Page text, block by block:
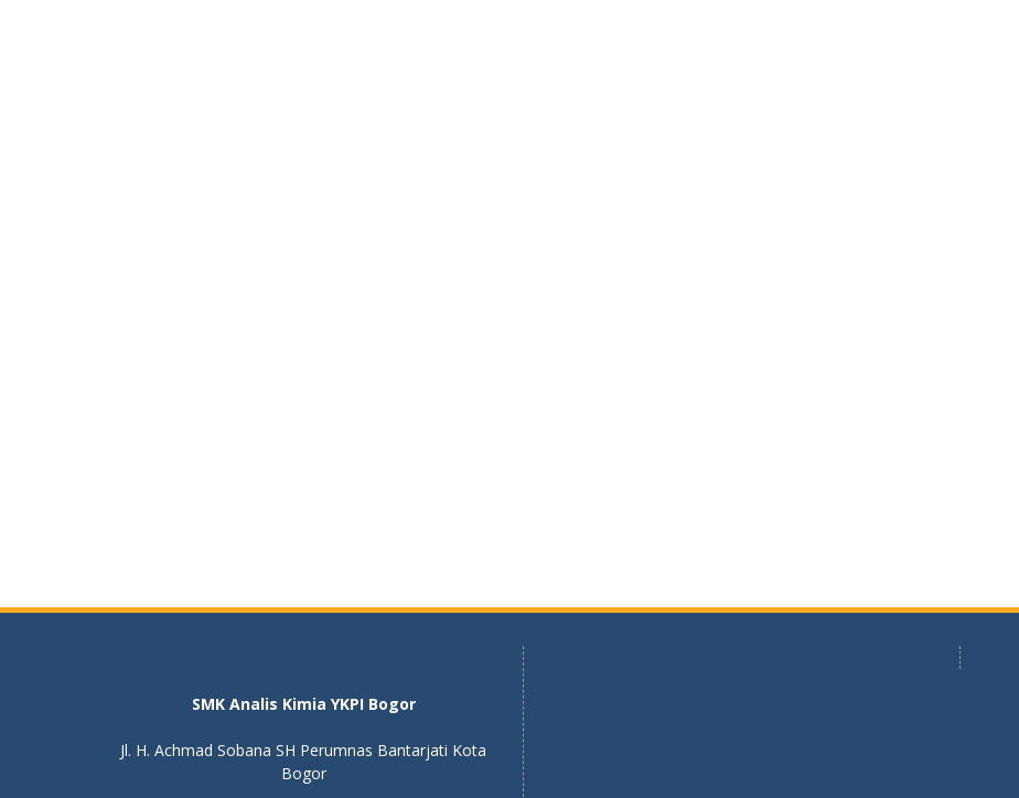
SMK Analis Kimia YKPI Bogor
Jl. H. Achmad Sobana SH Perumnas Bantarjati Kota
Bogor